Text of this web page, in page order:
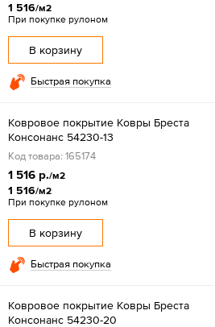
1 516/м2
При покупке рулоном
В корзину
Быстрая покупка
Ковровое покрытие Ковры Бреста
Консонанс 54230-13
Код товара: 165174
1 516 р./м2
1 516/м2
При покупке рулоном
В корзину
Быстрая покупка
Ковровое покрытие Ковры Бреста
Консонанс 54230-20